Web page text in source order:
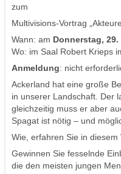
zum
Multivisions-Vortrag
Wann: am Donnerstag, 29.
Wo: im Saal Robert Krieps
Anmeldung: nicht
Ackerland hat eine große
in unserer Landschaft. Der
gleichzeitig muss er aber
Spagat ist nötig – und
Wie, erfahren Sie in diesem
Gewinnen Sie fesselnde
die den meisten jungen